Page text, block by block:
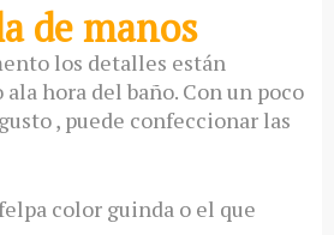
de manos
los detalles están
hora del baño. Con un poco
, puede confeccionar las
color guinda o el que